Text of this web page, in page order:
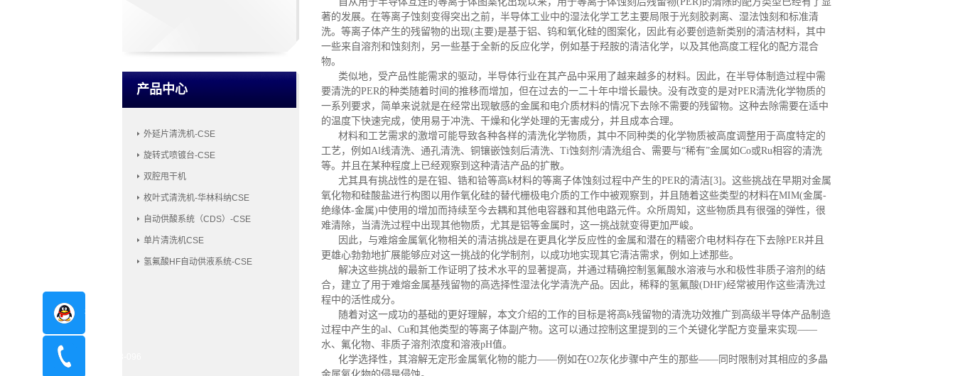
产品中心
外延片清洗机-CSE
旋转式喷镀台-CSE
双腔甩干机
枚叶式清洗机-华林科纳CSE
自动供酸系统（CDS）-CSE
单片清洗机CSE
氢氟酸HF自动供液系统-CSE
著的发展。在等离子蚀刻变得突出之前，半导体工业中的湿法化学工艺主要局限于光刻胶剥离、湿法蚀刻和标准清
洗。等离子体产生的残留物的出现(主要)是基于铝、钨和氧化硅的图案化，因此有必要创造新类别的清洁材料，其中
一些来自溶剂和蚀刻剂，另一些基于全新的反应化学，例如基于羟胺的清洁化学，以及其他高度工程化的配方混合
物。
类似地，受产品性能需求的驱动，半导体行业在其产品中采用了越来越多的材料。因此，在半导体制造过程中需
要清洗的PER的种类随着时间的推移而增加，但在过去的一二十年中增长最快。没有改变的是对PER清洗化学物质的
一系列要求，简单来说就是在经常出现敏感的金属和电介质材料的情况下去除不需要的残留物。这种去除需要在适中
的温度下快速完成，使用易于冲洗、干燥和化学处理的无害成分，并且成本合理。
材料和工艺需求的激增可能导致各种各样的清洗化学物质，其中不同种类的化学物质被高度调整用于高度特定的
工艺，例如 Al线清洗、通孔清洗、铜镶嵌蚀刻后清洗、Ti蚀刻剂/清洗组合、需要与“稀有”金属如Co或Ru相容的清洗
等。并且在某种程度上已经观察到这种清洁产品的扩散。
尤其具有挑战性的是在钽、锆和铪等高k材料的等离子体蚀刻过程中产生的PER的清洁[3]。这些挑战在早期对金属
氧化物和硅酸盐进行构图以用作氧化硅的替代栅极电介质的工作中被观察到，并且随着这些类型的材料在MIM(金属-
绝缘体-金属)中使用的增加而持续至今去耦和其他电容器和其他电路元件。众所周知，这些物质具有很强的弹性，很
难清除，当清洗过程中出现其他物质，尤其是铝等金属时，这一挑战就变得更加严峻。
因此，与难熔金属氧化物相关的清洁挑战是在更具化学反应性的金属和潜在的精密介电材料存在下去除PER并且
更雄心勃勃地扩展能够应对这一挑战的化学制剂，以成功地实现其它清洁需求，例如上述那些。
解决这些挑战的最新工作证明了技术水平的显著提高，并通过精确控制氢氟酸水溶液与水和极性非质子溶剂的结
合，建立了用于难熔金属基残留物的高选择性湿法化学清洗产品。因此，稀释的氢氟酸(DHF)经常被用作这些清洗过
程中的活性成分。
随着对这一成功的基础的更好理解，本文介绍的工作的目标是将高k残留物的清洗功效推广到高级半导体产品制造
过程中产生的al、Cu和其他类型的等离子体副产物。这可以通过控制这里提到的三个关键化学配方变量来实现——
水、氟化物、非质子溶剂浓度和溶液pH值。
化学选择性，其溶解无定形金属氧化物的能力——例如在O2灰化步骤中产生的那些——同时限制对其相应的多晶
在线咨询